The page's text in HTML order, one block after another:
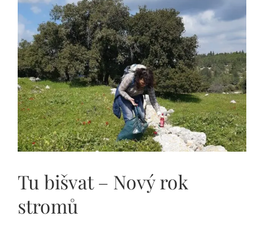
Tu bišvat – Nový rok
stromů